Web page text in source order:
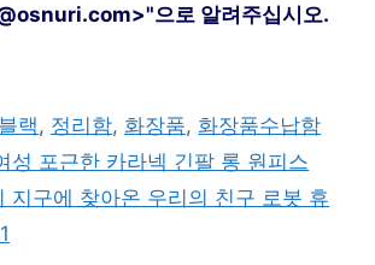
으로 알려주십시오.
랙 , 정리함, 화장품, 화장품수납함
성 포근한 카라넥 긴팔 롱 원피스
지구에 찾아온 우리의 친구 로봇 휴